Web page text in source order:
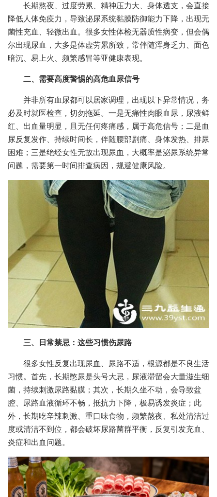
长期熬夜、过度劳累、精神压力大、身体透支，会直接
降低人体免疫力，导致泌尿系统黏膜防御能力下降，出现无
菌性充血、轻微出血。很多女性体检无器质性病变，但会偶
尔出现尿血，大多是体虚劳累所致，常伴随浑身乏力、面色
暗沉、易上火、频繁感冒等亚健康表现。
二、需要高度警惕的高危血尿信号
并非所有血尿都可以居家调理，出现以下异常情况，务
必及时就医检查，切勿拖延。一是无痛性肉眼血尿，尿液鲜
红、出血量明显，且无任何疼痛感，属于高危信号；二是血
尿反复发作、持续时间长，伴随腰部剧痛、身体发热、排尿
困难；三是绝经女性无故出现尿血，大概率是泌尿系统异常
问题，需要第一时间排查病因，规避健康风险。
三、日常禁忌：这些习惯伤尿路
很多女性反复出现尿血、尿路不适，根源都是不良生活
习惯。首先，长期憋尿是头号大忌，尿液滞留会大量滋生细
菌，持续刺激尿路黏膜；其次，长期久坐不动，会导致盆
腔、尿路血液循环不畅，抵抗力下降，极易诱发炎症；此
外，长期吃辛辣刺激、重口味食物，频繁熬夜、私处清洁过
度或清洁不到位，都会破坏尿路菌群平衡，反复引发充血、
炎症和出血问题。